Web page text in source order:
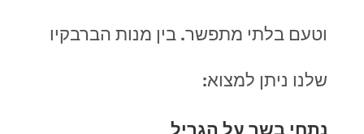
וטעם בלתי מתפשר. בין מנות הברבקיו
שלנו ניתן למצוא:
נתחי בשר על הגריל